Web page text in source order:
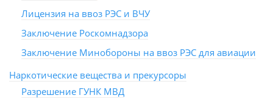
Лицензия на ввоз РЭС и ВЧУ
Заключение Роскомнадзора
Заключение Минобороны на ввоз РЭС для авиации
Наркотические вещества и прекурсоры
Разрешение ГУНК МВД